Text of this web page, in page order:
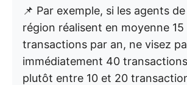
📌 Par exemple, si les agents
région réalisent en moyenne 15
transactions par an, ne visez
immédiatement 40
plutôt entre 10 et 20